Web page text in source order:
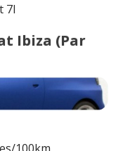
7l
Ibiza (Par